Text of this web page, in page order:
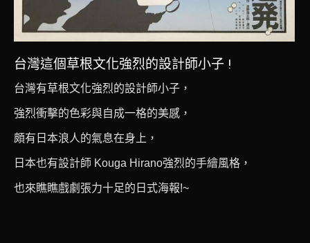
台灣這個草根文化強烈的設計師小子 !
台灣有草根文化強烈的設計師小子，
強烈衝擊的色彩與自成一格的美感，
頗有日本浪人的氣息在身上，
日本也有設計師 Kouga Hirano強烈的手繪風格，
也來瞧瞧戲劇張力十足的日式海報!~